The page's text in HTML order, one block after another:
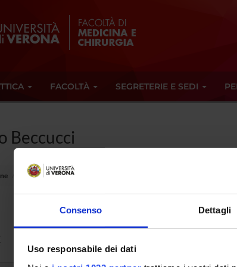
Consenso Dettagli
Uso responsabile dei dati
FACOLTÀ SEGRETERIE E SEDI
Beccucci
Giacomo Beccucci
Settore disciplinare